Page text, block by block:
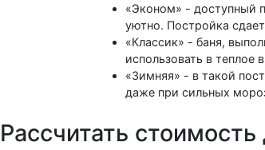
«Эконом» - доступный
уютно. Постройка
«Классик» - баня,
использовать в теплое
«Зимняя» - в такой
даже при сильных
Рассчитать стоимость